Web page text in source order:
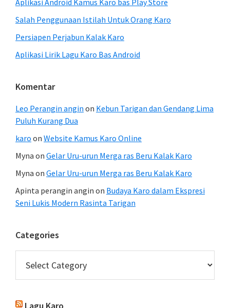
Aplikasi Android Kamus Karo bas Play Store
Salah Penggunaan Istilah Untuk Orang Karo
Persiapen Perjabun Kalak Karo
Aplikasi Lirik Lagu Karo Bas Android
Komentar
Leo Perangin angin on Kebun Tarigan dan Gendang Lima
Puluh Kurang Dua
karo on Website Kamus Karo Online
Myna on Gelar Uru-urun Merga ras Beru Kalak Karo
Myna on Gelar Uru-urun Merga ras Beru Kalak Karo
Apinta perangin angin on Budaya Karo dalam Ekspresi
Seni Lukis Modern Rasinta Tarigan
Categories